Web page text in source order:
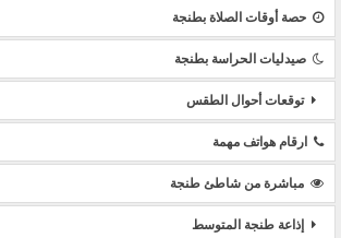
حصة أوقات الصلاة بطنجة
صيدليات الحراسة بطنجة
توقعات أحوال الطقس
ارقام هواتف مهمة
مباشرة من شاطئ طنجة
إذاعة طنجة المتوسط